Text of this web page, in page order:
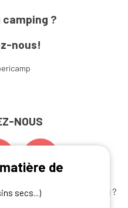
camping ?
nous!
NOUS
offres camping ?
de
secs...)